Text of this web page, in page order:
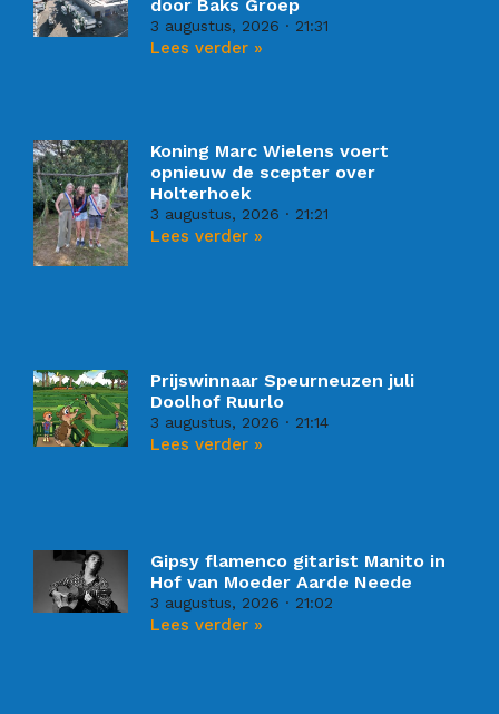
door Baks Groep
3 augustus, 2026 21:31
Lees verder »
Koning Marc Wielens voert
opnieuw de scepter over
Holterhoek
3 augustus, 2026 21:21
Lees verder »
Prijswinnaar Speurneuzen juli
Doolhof Ruurlo
3 augustus, 2026 21:14
Lees verder »
Gipsy flamenco gitarist Manito in
Hof van Moeder Aarde Neede
3 augustus, 2026 21:02
Lees verder »